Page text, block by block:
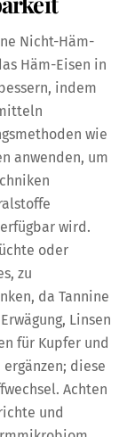
Nicht-Häm-
Häm-Eisen in
indem
wie
anwenden, um
wird.
oder
zu
da Tannine
Linsen
für Kupfer und
diese
Achten
und